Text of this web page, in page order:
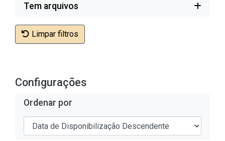
Tem arquivos
Limpar filtros
Configurações
Ordenar por